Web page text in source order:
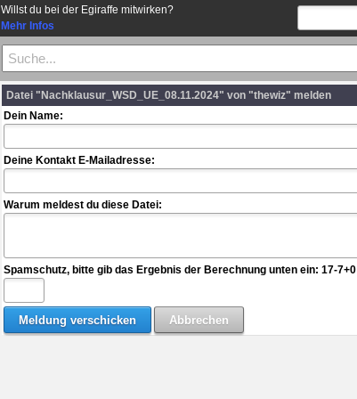
Willst du bei der Egiraffe mitwirken?
Mehr Infos
Datei "Nachklausur_WSD_UE_08.11.2024" von "thewiz" melden
Dein Name:
Deine Kontakt E-Mailadresse:
Warum meldest du diese Datei:
Spamschutz, bitte gib das Ergebnis der Berechnung unten ein: 17-7+0